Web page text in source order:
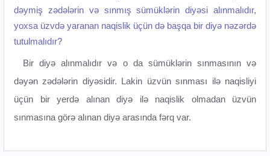
dəymiş zədələrin və sınmış sümüklərin diyəsi alınmalıdır,
yoxsa üzvdə yaranan naqislik üçün də başqa bir diyə nəzərdə
tutulmalıdır?
Bir diyə alınmalıdır və o da sümüklərin sınmasının və
dəyən zədələrin diyəsidir. Lakin üzvün sınması ilə naqisliyi
üçün bir yerdə alınan diyə ilə naqislik olmadan üzvün
sınmasına görə alınan diyə arasında fərq var.